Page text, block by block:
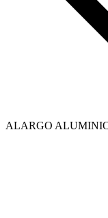
ALARGO